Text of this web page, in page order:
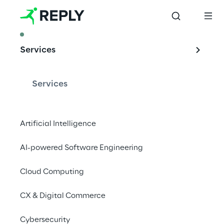
Services
Services
Artificial Intelligence
AI-powered Software Engineering
Cloud Computing
CX & Digital Commerce
Cybersecurity
Omnichannel - Il
Futuro del B2C
Reply Digital Experience Practice Leader, su
Experience perfetta in un panorama
commerciale omnicanale.